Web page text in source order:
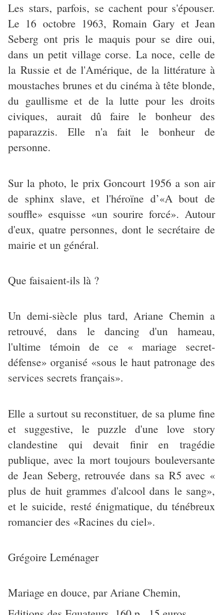
Les stars, parfois, se cachent pour s'épouser.
Le 16 octobre 1963, Romain Gary et Jean
Seberg ont pris le maquis pour se dire oui,
dans un petit village corse. La noce, celle de
la Russie et de l'Amérique, de la littérature à
moustaches brunes et du cinéma à tête blonde,
du gaullisme et de la lutte pour les droits
civiques, aurait dû faire le bonheur des
paparazzis. Elle n'a fait le bonheur de
personne.
Sur la photo, le prix Goncourt 1956 a son air
de sphinx slave, et l'héroïne d’«A bout de
souffle» esquisse «un sourire forcé». Autour
d'eux, quatre personnes, dont le secrétaire de
mairie et un général.
Que faisaient-ils là ?
Un demi-siècle plus tard, Ariane Chemin a
retrouvé, dans le dancing d'un hameau,
l'ultime témoin de ce « mariage secret-
défense» organisé «sous le haut patronage des
services secrets français».
Elle a surtout su reconstituer, de sa plume fine
et suggestive, le puzzle d'une love story
clandestine qui devait finir en tragédie
publique, avec la mort toujours bouleversante
de Jean Seberg, retrouvée dans sa R5 avec «
plus de huit grammes d'alcool dans le sang»,
et le suicide, resté énigmatique, du ténébreux
romancier des «Racines du ciel».
Grégoire Leménager
Mariage en douce, par Ariane Chemin,